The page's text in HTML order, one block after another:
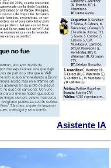
Asistente IA